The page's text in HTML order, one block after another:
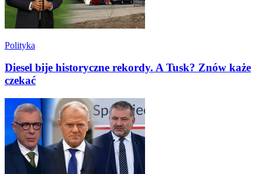
Polityka
Diesel bije historyczne rekordy. A Tusk? Znów każe
czekać